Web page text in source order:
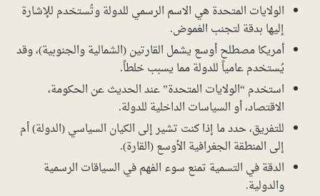
الولايات المتحدة هي الاسم الرسمي للدولة وتُستخدم للإشارة
إليها بدقة لتجنب الغموض.
أمريكا مصطلح أوسع يشمل القارتين (الشمالية والجنوبية)، وقد
يُستخدم عامياً للدولة مما يسبب خلطاً.
استخدم “الولايات المتحدة” عند الحديث عن الحكومة،
الاقتصاد، أو السياسات الداخلية للدولة.
للتفريق، حدد ما إذا كنت تشير إلى الكيان السياسي (الدولة) أم
إلى المنطقة الجغرافية الأوسع (القارة).
الدقة في التسمية تمنع سوء الفهم في السياقات الرسمية
والدولية.